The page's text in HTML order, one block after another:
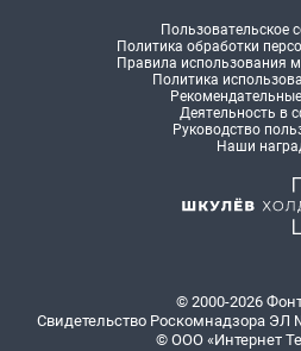
Пользовательское
Политика обработки
Правила использования
Политика
Деятельность в
Руководство
Наши
© 2000-2026
Свидетельство Роскомнадзора ЭЛ
© ООО «Интернет